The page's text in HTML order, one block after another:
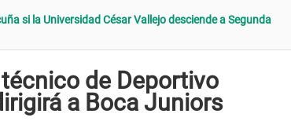
si la Universidad César Vallejo desciende a Segunda
de Deportivo
a Boca Juniors